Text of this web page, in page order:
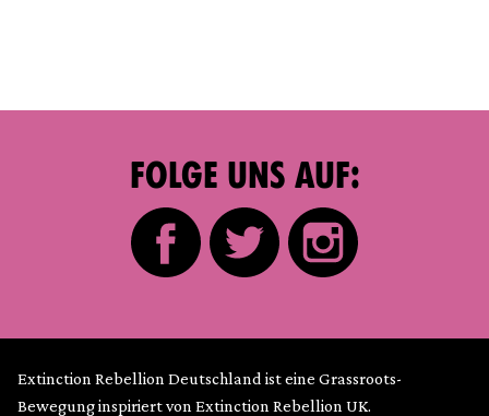
FOLGE UNS AUF:
Extinction Rebellion Deutschland ist eine Grassroots-
Bewegung inspiriert von Extinction Rebellion UK.